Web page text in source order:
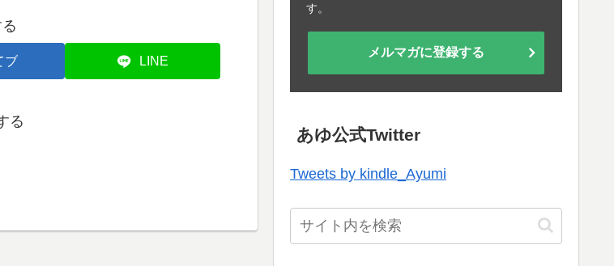
ブ LINE
る
す。
メルマガに登録する
あゆ公式Twitter
Tweets by kindle_Ayumi